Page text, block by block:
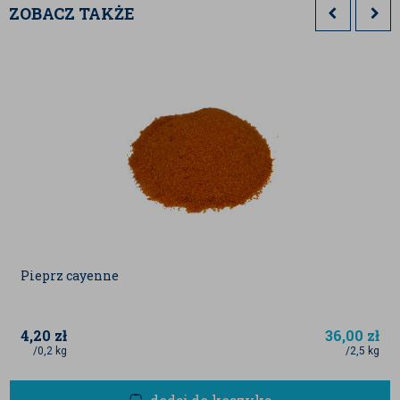
aktualnej partii produktu.
Podane wartości zostały nam dostarczone od
dostawców, jak również mogą być danymi
ZOBACZ TAKŻE
Pieprz cayenne
4,20 zł
/0,2 kg
36,00 zł
/2,5 kg